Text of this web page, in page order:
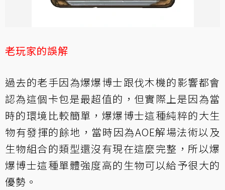
老玩家的誤解
過去的老手因為爆爆博士跟伐木機的影響都會
認為這個卡包是最超值的，但實際上是因為當
時的環境比較簡單，爆爆博士這種純粹的大生
物有發揮的餘地，當時因為AOE解場法術以及
生物組合的類型還沒有現在這麼完整，所以爆
爆博士這種單體強度高的生物可以給予很大的
優勢。